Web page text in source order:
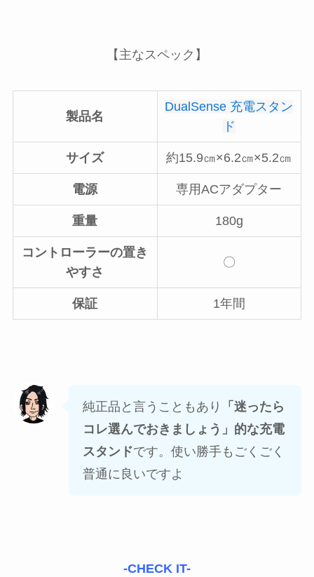
【主なスペック】
製品名
DualSense 充電スタン
ド
サイズ 約15.9㎝×6.2㎝×5.2㎝
電源 専用ACアダプター
重量 180g
コントローラーの置き
やすさ
〇
保証 1年間
純正品と言うこともあり
「迷ったら
コレ選んでおきましょう」的な充電
スタンドです。使い勝手もごくごく
普通に良いですよ
-CHECK IT-